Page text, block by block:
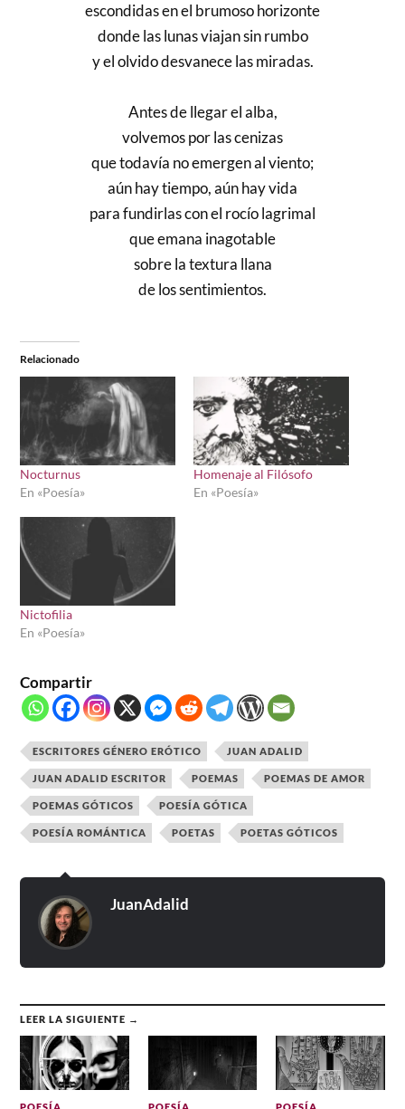
escondidas en el brumoso horizonte
donde las lunas viajan sin rumbo
y el olvido desvanece las miradas.
Antes de llegar el alba,
volvemos por las cenizas
que todavía no emergen al viento;
aún hay tiempo, aún hay vida
para fundirlas con el rocío lagrimal
que emana inagotable
sobre la textura llana
de los sentimientos.
Relacionado
Nocturnus
En «Poesía»
Homenaje al Filósofo
En «Poesía»
Nictofilia
En «Poesía»
Compartir
ESCRITORES GÉNERO ERÓTICO JUAN ADALID
JUAN ADALID ESCRITOR POEMAS POEMAS DE AMOR
POEMAS GÓTICOS POESÍA GÓTICA
POESÍA ROMÁNTICA POETAS POETAS GÓTICOS
JuanAdalid
LEER LA SIGUIENTE →